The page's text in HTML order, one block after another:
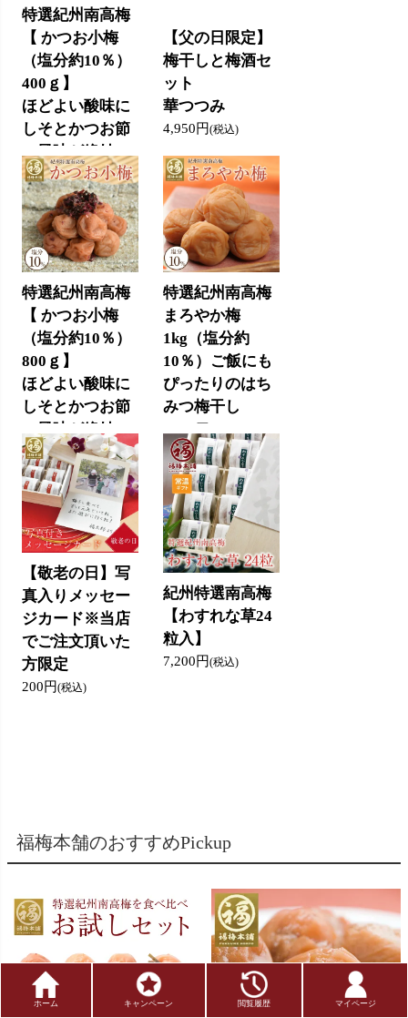
特選紀州南高梅
【 かつお小梅
（塩分約10％）
400ｇ】
ほどよい酸味に
しそとかつお節
の風味が絶妙
3,400円(税込)
【父の日限定】
梅干しと梅酒セ
ット
華つつみ
4,950円(税込)
特選紀州南高梅
【 かつお小梅
（塩分約10％）
800ｇ】
ほどよい酸味に
しそとかつお節
の風味が絶妙
6,800円(税込)
特選紀州南高梅
まろやか梅
1kg（塩分約
10％）ご飯にも
ぴったりのはち
みつ梅干し
【敬老の日】写
真入りメッセー
ジカード※当店
でご注文頂いた
方限定
200円(税込)
紀州特選南高梅
【わすれな草24
粒入】
7,200円(税込)
福梅本舗のおすすめPickup
ホーム キャンペーン 閲覧履歴 マイページ